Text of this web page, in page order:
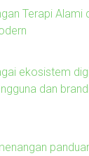
Terapi Alami
ekosistem
dan